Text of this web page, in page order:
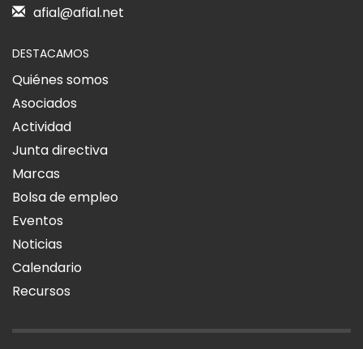
afial@afial.net
DESTACAMOS
Quiénes somos
Asociados
Actividad
Junta directiva
Marcas
Bolsa de empleo
Eventos
Noticias
Calendario
Recursos